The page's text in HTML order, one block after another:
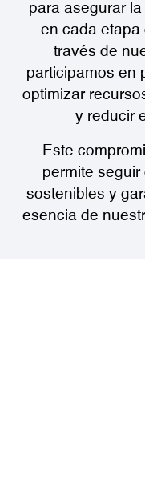
para asegurar
en cada etapa
través de
participamos en
optimizar
y reducir
Este
permite
sostenibles y
esencia de